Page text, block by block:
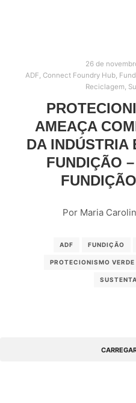
26 de
ADF Connect Foundry Hub,
Reciclagem
AMEAÇA
DA INDÚSTRIA
FUNDIÇÃO
Por Maria
ADF FUNDIÇÃO
PROTECIONISMO VERDE